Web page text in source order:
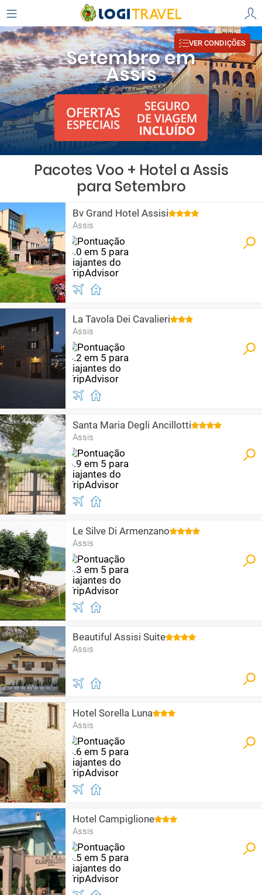
Setembro em
Assis
VER CONDIÇÕES
Pacotes Voo + Hotel a Assis
para Setembro
Bv Grand Hotel Assisi
Assis
La Tavola Dei Cavalieri
Assis
Santa Maria Degli Ancillotti
Assis
Le Silve Di Armenzano
Assis
Beautiful Assisi Suite
Assis
Hotel Sorella Luna
Assis
Hotel Campiglione
Assis